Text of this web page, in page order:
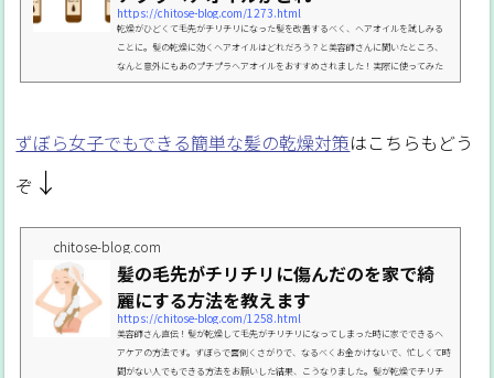
https://chitose-blog.com/1273.html
乾燥がひどくて毛先がチリチリになった髪を改善するべく、ヘアオイルを試しみる
ことに。髪の乾燥に効くヘアオイルはどれだろう？と美容師さんに聞いたところ、
なんと意外にもあのプチプラヘアオイルをおすすめされました！実際に使ってみた
感想がこれです。髪の乾燥のチリチリを改善するヘアオイル私が美容師さんに教わっ
ずに過ごしてきたって私の干物女レベルの高さを痛感する...
ずぼら女子でもできる簡単な髪の乾燥対策はこちらもどう
ぞ ↓
chitose-blog.com
髪の毛先がチリチリに傷んだのを家で綺
麗にする方法を教えます
https://chitose-blog.com/1258.html
美容師さん直伝！髪が乾燥して毛先がチリチリになってしまった時に家でできるヘ
アケアの方法です。ずぼらで面倒くさがりで、なるべくお金かけないで、忙しくて時
間がない人でもできる方法をお願いした結果、こうなりました。髪が乾燥でチリチ